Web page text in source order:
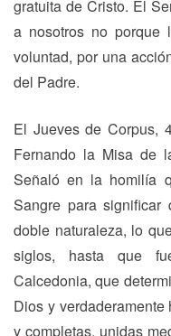
gratuita de Cristo. El
a nosotros no porque
voluntad, por una
del Padre.
El Jueves de Corpus,
Fernando la Misa de
Señaló en la homilía
Sangre para significar
doble naturaleza, lo
siglos, hasta que
Calcedonia, que
Dios y
y completas, unidas